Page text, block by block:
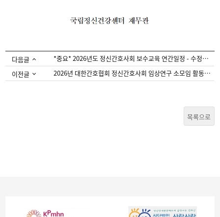
다음글
*중요* 2026년도 정신간호사회 보수교육 연간일정 - 수정공지(7/1일 현재)
이전글
2026년 대한간호협회 정신간호사회 임상연구 소모임 활동사업 참여모집 안내
목록으로